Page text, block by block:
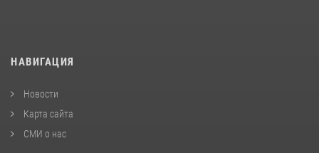
НАВИГАЦИЯ
Новости
Карта сайта
СМИ о нас